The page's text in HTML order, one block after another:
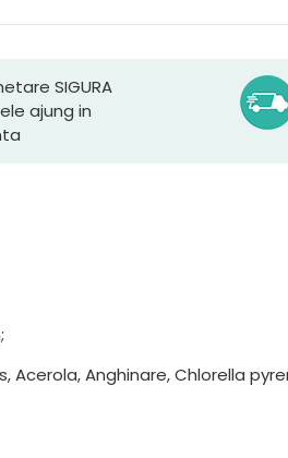
SIGURA
ajung in
Anghinare, Chlorella